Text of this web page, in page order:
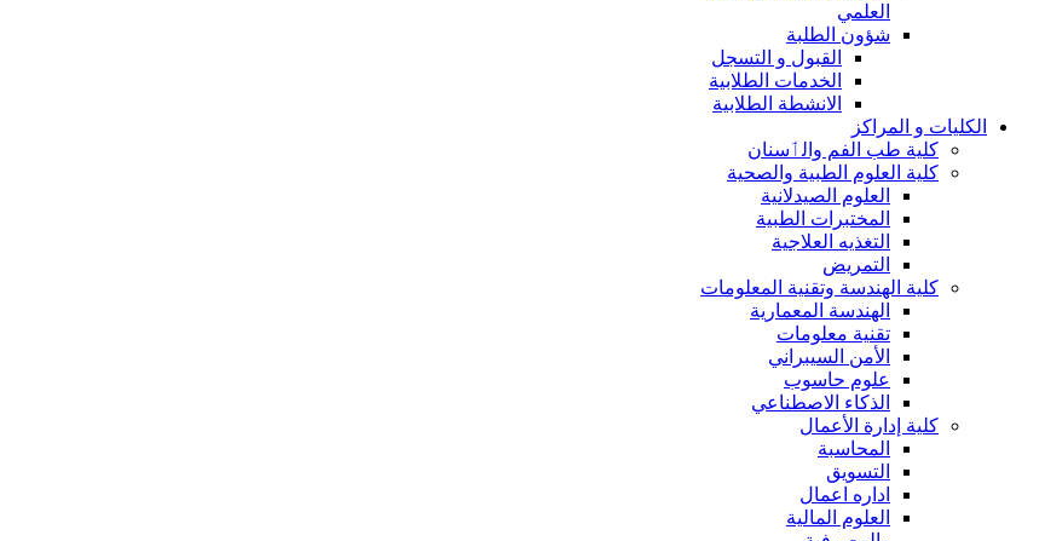
العلمي
شؤون الطلبة
القبول و التسجل
الخدمات الطلابية
الانشطة الطلابية
الكليات و المراكز
كلية طب الفم والٲسنان
كلية العلوم الطبية والصحية
العلوم الصيدلانية
المختبرات الطبية
التغذيه العلاجية
التمريض
كلية الهندسة وتقنية المعلومات
الهندسة المعمارية
تقنية معلومات
الأمن السيبراني
علوم حاسوب
الذكاء الاصطناعي
كلية إدارة الأعمال
المحاسبة
التسويق
اداره اعمال
العلوم المالية